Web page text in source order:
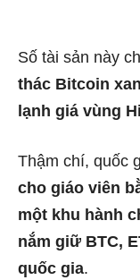
Số tài sản này
thác Bitcoin
lạnh giá vùng
Thậm chí, quốc
cho giáo viên
một khu hành
nắm giữ BTC,
quốc gia.